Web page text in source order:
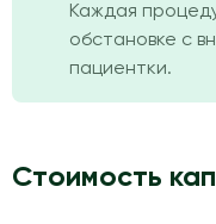
Каждая
обстановке с
пациентки.
Стоимость